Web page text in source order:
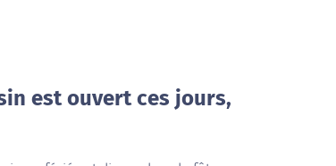
est ouvert ces jours,